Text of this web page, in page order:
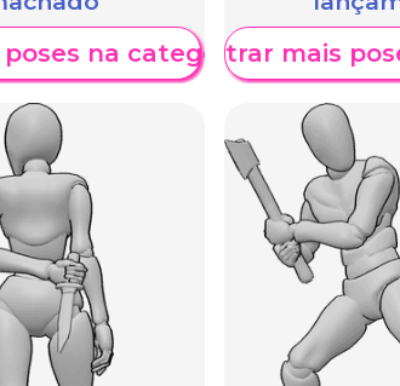
poses na categoriaMostrar mais